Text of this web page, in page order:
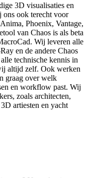
3D visualisaties en
ons ook terecht voor
Phoenix, Vantage,
van Chaos is als beta
Wij leveren alle
en de andere Chaos
technische kennis in
altijd zelf. Ook werken
graag over welk
en workflow past. Wij
zoals architecten,
artiesten en yacht